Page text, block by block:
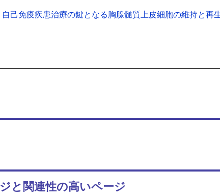
自己免疫疾患治療の鍵となる胸腺髄質上皮細胞の維持と再
と関連性の高いページ